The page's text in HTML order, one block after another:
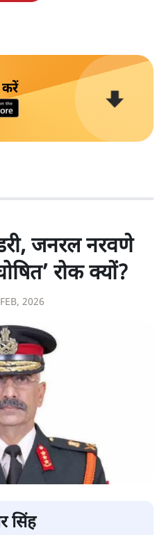
जनरल नरवणे
रोक क्यों?
2026
सिंह